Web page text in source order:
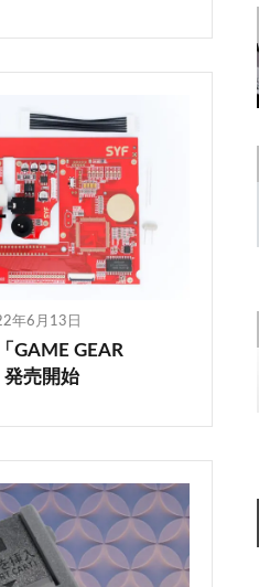
年6月13日
GAME GEAR
売開始